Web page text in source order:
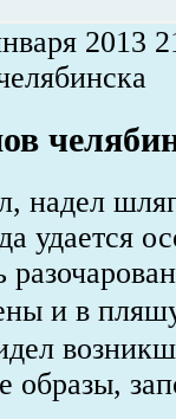
2013
надел
удается
и в
образы,